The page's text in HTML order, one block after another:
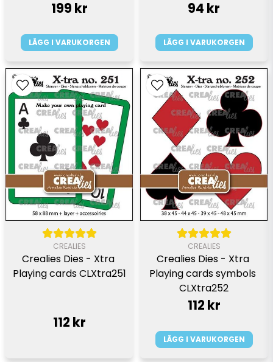
199 kr
LÄGG I VARUKORGEN
94 kr
LÄGG I VARUKORGEN
CREALIES
Crealies Dies - Xtra
Playing cards CLXtra251
112 kr
CREALIES
Crealies Dies - Xtra
Playing cards symbols
CLXtra252
112 kr
LÄGG I VARUKORGEN